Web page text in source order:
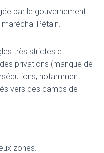
par le gouvernement
maréchal Pétain.
très strictes et
privations (manque de
notamment
vers des camps de
zones.